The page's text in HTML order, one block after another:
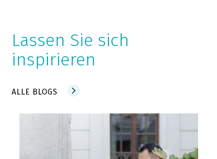
Lassen Sie sich
inspirieren
ALLE BLOGS